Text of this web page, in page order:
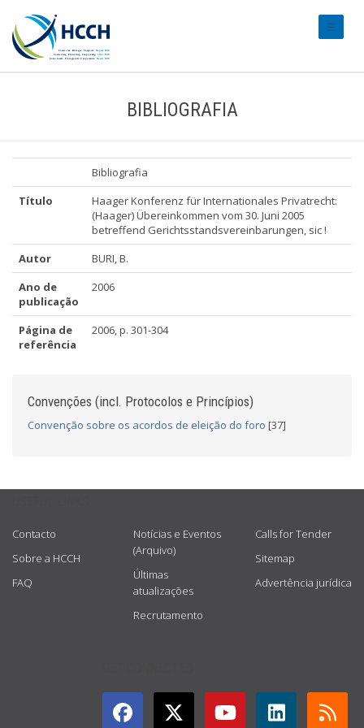
BIBLIOGRAFIA
Bibliografia
Título
Haager Konferenz für Internationales Privatrecht:
(Haager) Übereinkommen vom 30. Juni 2005
betreffend Gerichtsstandsvereinbarungen, sic !
Autor
BURI, B.
Ano de
publicação
2006
Página de
referência
2006, p. 301-304
Convenções (incl. Protocolos e Princípios)
Convenção sobre os acordos de eleição do foro [37]
Contacto
Sobre a HCCH
FAQ
Notícias e Eventos
(Arquivo)
Últimas
atualizações
Recrutamento
Calls for Tender
Sitemap
Advertência jurídica